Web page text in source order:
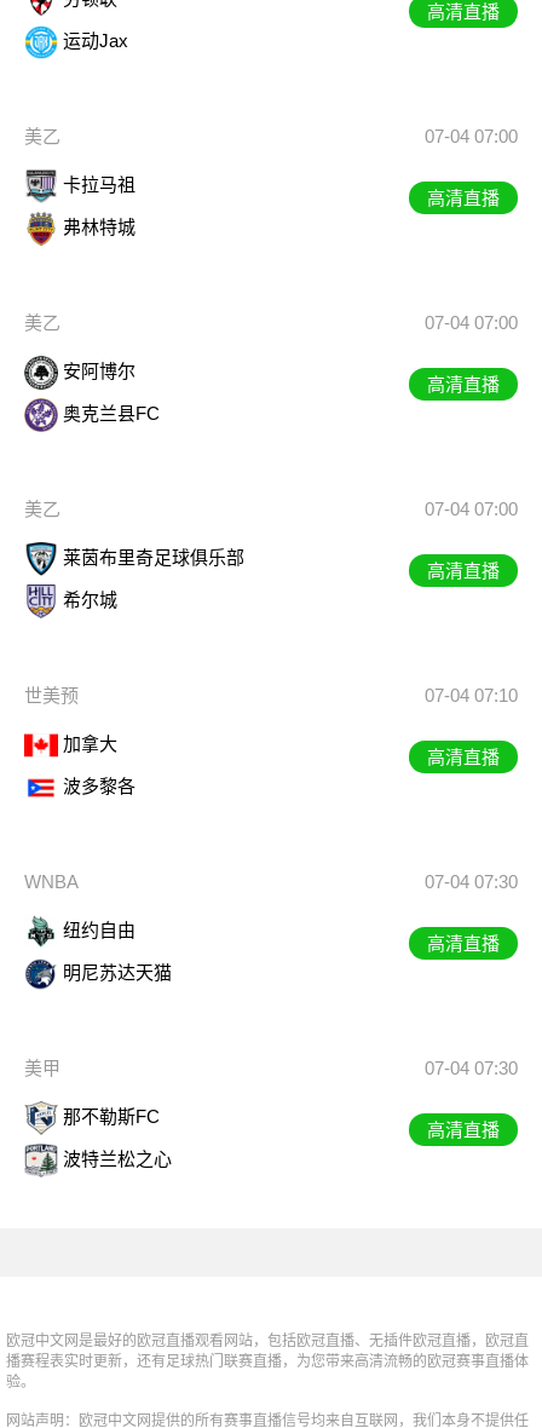
运动Jax
高清直播
美乙 07-04 07:00
卡拉马祖
弗林特城
高清直播
美乙 07-04 07:00
安阿博尔
奥克兰县FC
高清直播
美乙 07-04 07:00
莱茵布里奇足球俱乐部
希尔城
高清直播
世美预 07-04 07:10
加拿大
波多黎各
高清直播
WNBA 07-04 07:30
纽约自由
明尼苏达天猫
高清直播
美甲 07-04 07:30
那不勒斯FC
波特兰松之心
高清直播
欧冠中文网是最好的欧冠直播观看网站，包括欧冠直播、无插件欧冠直播，欧冠直
播赛程表实时更新，还有足球热门联赛直播，为您带来高清流畅的欧冠赛事直播体
验。
网站声明：欧冠中文网提供的所有赛事直播信号均来自互联网，我们本身不提供任